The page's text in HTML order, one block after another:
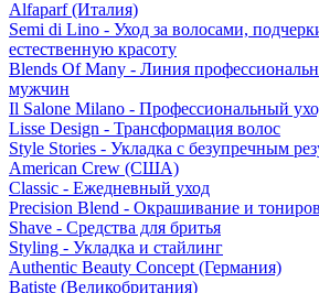
Alfaparf (Италия)
Semi di Lino - Уход за волосами,
естественную красоту
Blends Of Many - Линия
мужчин
Il Salone Milano - Профессиональный
Lisse Design - Трансформация волос
Style Stories - Укладка с безупречным
American Crew (США)
Classic - Ежедневный уход
Precision Blend - Окрашивание и
Shave - Средства для бритья
Styling - Укладка и стайлинг
Authentic Beauty Concept (Германия)
Batiste (Великобритания)